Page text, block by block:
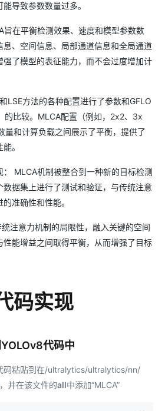
导致参数数量过多。
旨在平衡检测效果、速度和模型参数数
、空间信息、局部通道信息和全局通道
了模型的表征能力，而不会过度增加计
LSE方法的各种配置进行了参数和GFLO
的比较。MLCA配置（例如，2x2、3x
和计算负载之间展示了平衡，提供了
。
MLCA机制被整合到一种新的目标检测
数据集上进行了测试和验证，与传统注意
准确性和性能。
注意力机制的局限性，融入关键的空间
能增益之间取得平衡，从而增强了目标
码实现
代码中
码粘贴到在/ultralytics/ultralytics/nn/
并在该文件的all中添加“MLCA”